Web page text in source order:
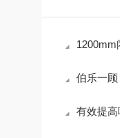
1200mm
伯乐一顾，
有效提高